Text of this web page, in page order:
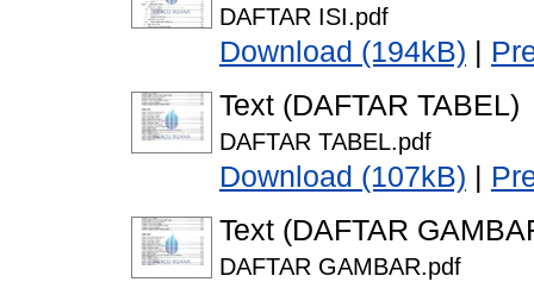
DAFTAR ISI.pdf
Download (194kB)
Text (DAFTAR TABEL)
DAFTAR TABEL.pdf
Download (107kB)
Text (DAFTAR
DAFTAR GAMBAR.pdf